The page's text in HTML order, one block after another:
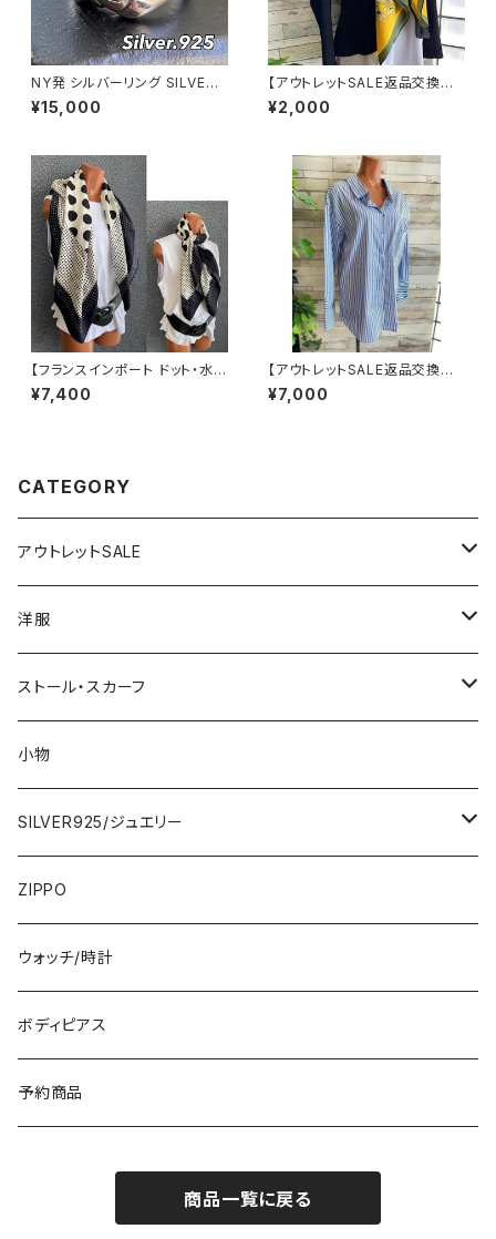
NY発 シルバーリング SILVER9
25 百合 王冠 フローラルリング
ブラックストーン 指輪
¥15,000
【アウトレットSALE返品交換不
可8/20まで】【フランスインポー
ト】 90cm大判スクエア 室内ス
¥2,000
【フランスインポート ドット・水玉
大判スカーフ】90cmスクエア
スカーフ/ホワイト＆ブラックMIX
¥7,400
【アウトレットSALE返品交換不
可8/20まで】フランスインポー
ト・BIGシャツ｜ピンストライプ
¥7,000
CATEGORY
アウトレットSALE
1000円
2000円
3000円
5000円
7000円
洋服
インポートワンピース
ロング・マキシ
ひざ・ミディ
トップス・カーディガン・アウター
カーディガン
イタリア製ジャケット
スカート・パンツ
ストール・スカーフ
大判ストール・ロングスカーフ
小さめスカーフ
コットンストール・スカーフ
冬物・マフラー
小物
SILVER925/ジュエリー
指輪・リング
ネックレス・ペンダントトップ
ピアス・イヤリング
ブレスレット・バングル
ZIPPO
ウォッチ/時計
ボディピアス
予約商品
商品一覧に戻る